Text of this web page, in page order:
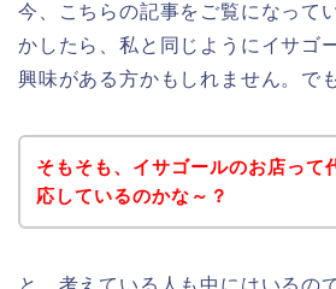
今、こちらの記事をご覧になって
かしたら、私と同じようにイサゴ
興味がある方かもしれません。で
そもそも、イサゴールのお店って
応しているのかな～？
と、考えている人も中にはいるの